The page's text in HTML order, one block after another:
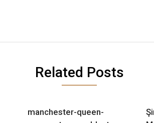
Related Posts
manchester-queen-